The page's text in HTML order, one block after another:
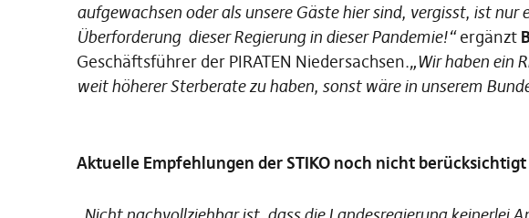
aufgewachsen oder als unsere Gäste hier sind, vergisst, ist nur
Überforderung dieser Regierung in dieser Pandemie!“ergänzt
Geschäftsführer der PIRATEN Niedersachsen.„Wir haben ein
weit höherer Sterberate zu haben, sonst wäre in unserem
Aktuelle Empfehlungen der STIKO noch nicht berücksichtigt